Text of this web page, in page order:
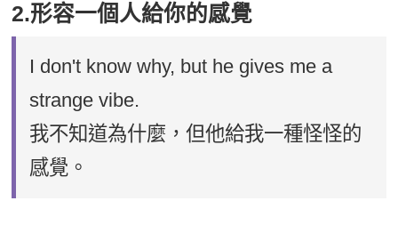
2.形容一個人給你的感覺
I don't know why, but he gives me a
strange vibe.
我不知道為什麼，但他給我一種怪怪的
感覺。